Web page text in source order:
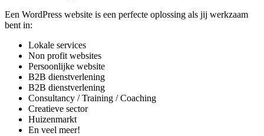
Een WordPress website is een perfecte oplossing als jij werkzaam
bent in:
Lokale services
Non profit websites
Persoonlijke website
B2B dienstverlening
B2B dienstverlening
Consultancy / Training / Coaching
Creatieve sector
Huizenmarkt
En veel meer!